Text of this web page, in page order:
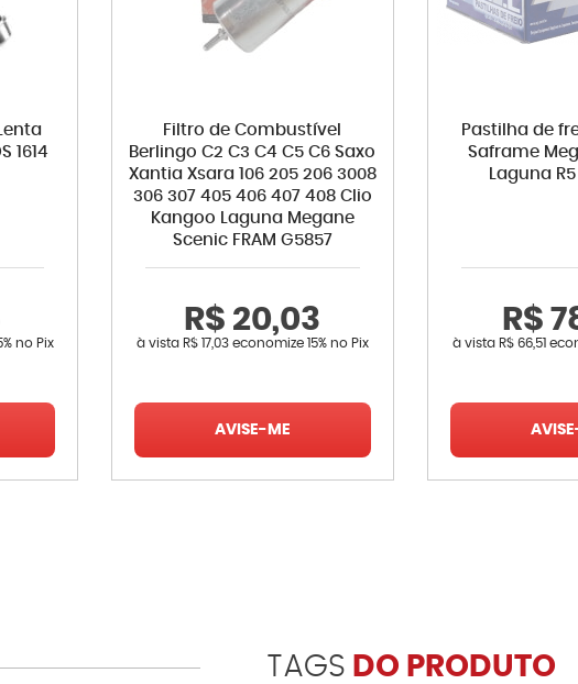
1614
no Pix
Filtro de Combustível
Berlingo C2 C3 C4 C5 C6 Saxo
Xantia Xsara 106 205 206 3008
306 307 405 406 407 408 Clio
Kangoo Laguna Megane
Scenic FRAM G5857
R$ 20,03
à vista R$ 17,03economize 15% no Pix
AVISE-ME
Pastilha de
Saframe
Laguna
R$
à vista R$ 66,51
TAGS DO PRODUTO